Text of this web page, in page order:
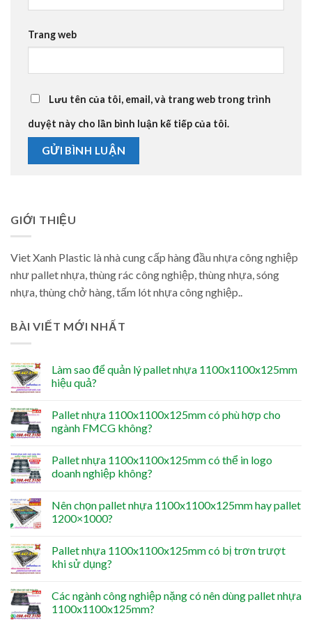
Trang web
Lưu tên của tôi, email, và trang web trong trình
duyệt này cho lần bình luận kế tiếp của tôi.
GIỚI THIỆU
Viet Xanh Plastic là nhà cung cấp hàng đầu nhựa công nghiệp
như pallet nhựa, thùng rác công nghiệp, thùng nhựa, sóng
nhựa, thùng chở hàng, tấm lót nhựa công nghiệp..
BÀI VIẾT MỚI NHẤT
Làm sao để quản lý pallet nhựa 1100x1100x125mm
hiệu quả?
Pallet nhựa 1100x1100x125mm có phù hợp cho
ngành FMCG không?
Pallet nhựa 1100x1100x125mm có thể in logo
doanh nghiệp không?
Nên chọn pallet nhựa 1100x1100x125mm hay pallet
1200×1000?
Pallet nhựa 1100x1100x125mm có bị trơn trượt
khi sử dụng?
Các ngành công nghiệp nặng có nên dùng pallet nhựa
1100x1100x125mm?